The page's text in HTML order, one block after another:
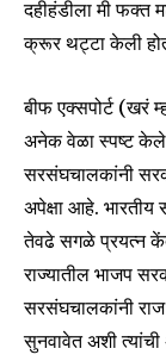
दहीहंडीला मी फक्त
क्रूर थट्टा केली
बीफ एक्सपोर्ट (खरं
अनेक वेळा स्पष्ट केले
सरसंघचालकांनी
अपेक्षा आहे. भारतीय
तेवढे सगळे प्रयत्न
राज्यातील भाजप
सरसंघचालकांनी
सुनवावेत अशी